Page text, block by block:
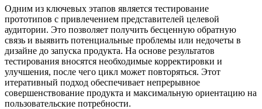
Одним из ключевых этапов является тестирование
прототипов с привлечением представителей целевой
аудитории. Это позволяет получить бесценную обратную
связь и выявить потенциальные проблемы или недочеты в
дизайне до запуска продукта. На основе результатов
тестирования вносятся необходимые корректировки и
улучшения, после чего цикл может повторяться. Этот
итеративный подход обеспечивает непрерывное
совершенствование продукта и максимальную ориентацию на
пользовательские потребности.